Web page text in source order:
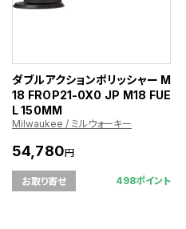
ダブルアクションポリッシャー M
18 FROP21-0X0 JP M18 FUE
L 150MM
Milwaukee / ミルウォーキー
54,780円
お取り寄せ 498ポイント